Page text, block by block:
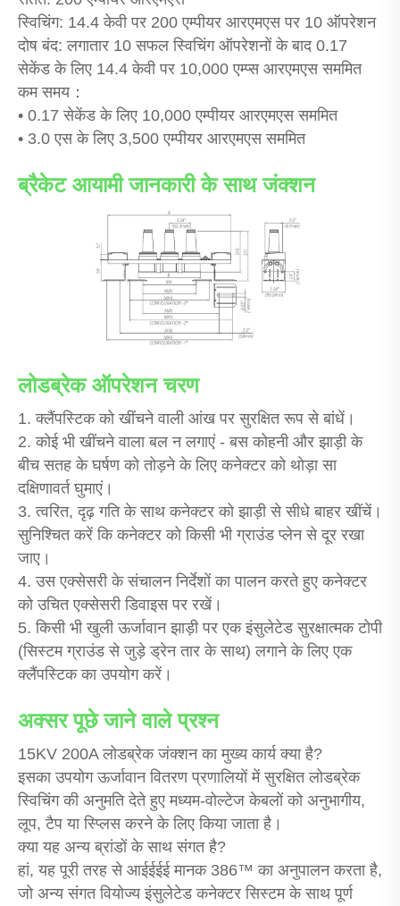
स्विचिंग: 14.4 केवी पर 200 एम्पीयर आरएमएस पर 10 ऑपरेशन
दोष बंद: लगातार 10 सफल स्विचिंग ऑपरेशनों के बाद 0.17
सेकेंड के लिए 14.4 केवी पर 10,000 एम्प्स आरएमएस सममित
कम समय：
• 0.17 सेकेंड के लिए 10,000 एम्पीयर आरएमएस सममित
• 3.0 एस के लिए 3,500 एम्पीयर आरएमएस सममित
ब्रैकेट आयामी जानकारी के साथ जंक्शन
लोडब्रेक ऑपरेशन चरण
1. क्लैंपस्टिक को खींचने वाली आंख पर सुरक्षित रूप से बांधें।
2. कोई भी खींचने वाला बल न लगाएं - बस कोहनी और झाड़ी के
बीच सतह के घर्षण को तोड़ने के लिए कनेक्टर को थोड़ा सा
दक्षिणावर्त घुमाएं।
3. त्वरित, दृढ़ गति के साथ कनेक्टर को झाड़ी से सीधे बाहर खींचें।
सुनिश्चित करें कि कनेक्टर को किसी भी ग्राउंड प्लेन से दूर रखा
जाए।
4. उस एक्सेसरी के संचालन निर्देशों का पालन करते हुए कनेक्टर
को उचित एक्सेसरी डिवाइस पर रखें।
5. किसी भी खुली ऊर्जावान झाड़ी पर एक इंसुलेटेड सुरक्षात्मक टोपी
(सिस्टम ग्राउंड से जुड़े ड्रेन तार के साथ) लगाने के लिए एक
क्लैंपस्टिक का उपयोग करें।
अक्सर पूछे जाने वाले प्रश्न
15KV 200A लोडब्रेक जंक्शन का मुख्य कार्य क्या है?
इसका उपयोग ऊर्जावान वितरण प्रणालियों में सुरक्षित लोडब्रेक
स्विचिंग की अनुमति देते हुए मध्यम-वोल्टेज केबलों को अनुभागीय,
लूप, टैप या स्प्लिस करने के लिए किया जाता है।
क्या यह अन्य ब्रांडों के साथ संगत है?
हां, यह पूरी तरह से आईईईई मानक 386™ का अनुपालन करता है,
जो अन्य संगत वियोज्य इंसुलेटेड कनेक्टर सिस्टम के साथ पूर्ण